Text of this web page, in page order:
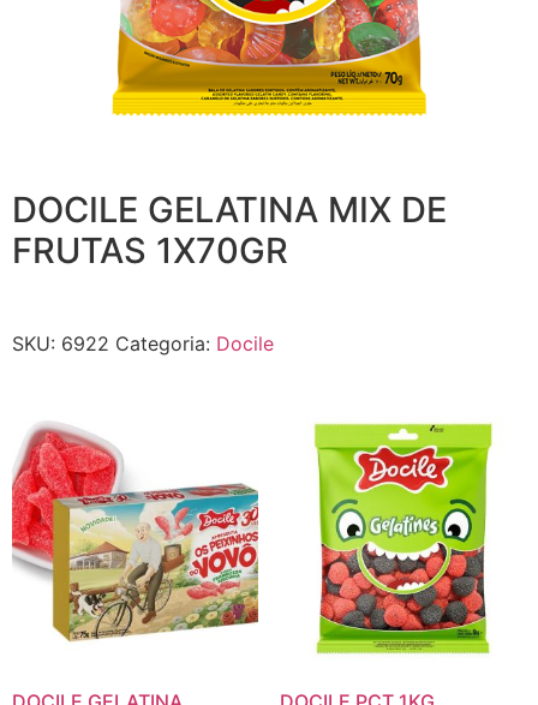
DOCILE GELATINA MIX DE
FRUTAS 1X70GR
SKU: 6922 Categoria: Docile